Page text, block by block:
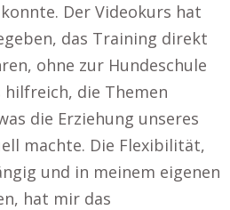
Der Videokurs hat
das Training direkt
ohne zur Hundeschule
hilfreich, die Themen
die Erziehung unseres
machte. Die Flexibilität,
und in meinem eigenen
hat mir das